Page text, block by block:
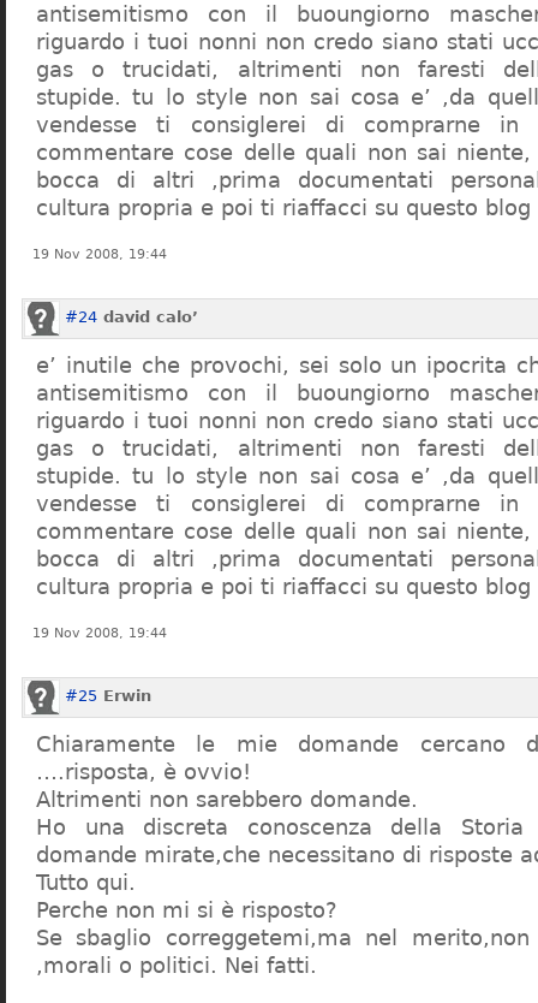
antisemitismo con il buoungiorno
riguardo i tuoi nonni non credo siano stati
gas o trucidati, altrimenti non faresti
stupide. tu lo style non sai cosa e’ ,da
vendesse ti consiglerei di comprarne in
commentare cose delle quali non sai
bocca di altri ,prima documentati
cultura propria e poi ti riaffacci su questo blog
19 Nov 2008, 19:44
#24 david calo’
e’ inutile che provochi, sei solo un ipocrita
antisemitismo con il buoungiorno
riguardo i tuoi nonni non credo siano stati
gas o trucidati, altrimenti non faresti
stupide. tu lo style non sai cosa e’ ,da
vendesse ti consiglerei di comprarne in
commentare cose delle quali non sai
bocca di altri ,prima documentati
cultura propria e poi ti riaffacci su questo blog
19 Nov 2008, 19:44
#25 Erwin
Chiaramente le mie domande cercano
….risposta, è ovvio!
Altrimenti non sarebbero domande.
Ho una discreta conoscenza della
domande mirate,che necessitano di risposte
Tutto qui.
Perche non mi si è risposto?
Se sbaglio correggetemi,ma nel
,morali o politici. Nei fatti.